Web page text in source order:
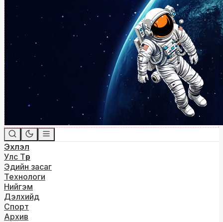
Эхлэл
Улс Төр
Эдийн засаг
Технологи
Нийгэм
Дэлхийд
Спорт
Архив